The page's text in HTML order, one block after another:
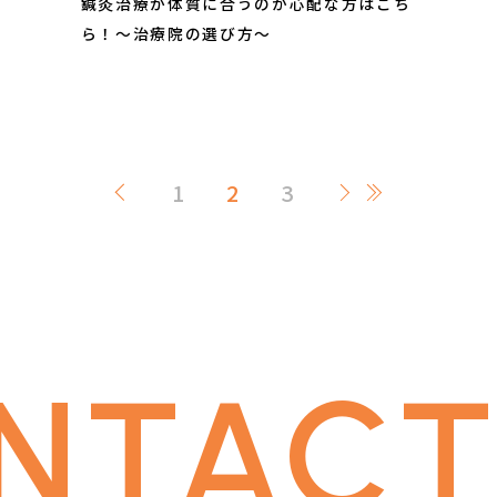
ら！～治療院の選び方～
1 2 3